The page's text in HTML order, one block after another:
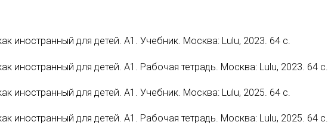
иностранный для детей. А1. Учебник. Москва: Lulu, 2023. 64 с.
иностранный для детей. А1. Рабочая тетрадь. Москва: Lulu, 2023. 64 с.
иностранный для детей. А1. Учебник. Москва: Lulu, 2025. 64 с.
иностранный для детей. А1. Рабочая тетрадь. Москва: Lulu, 2025. 64 с.